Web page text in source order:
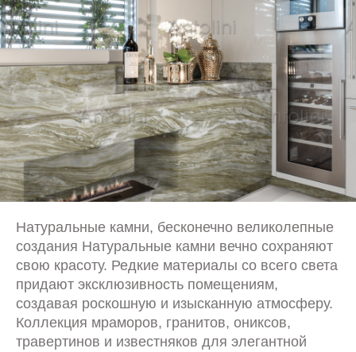
Натуральные камни, бесконечно великолепные
создания Натуральные камни вечно сохраняют
свою красоту. Редкие материалы со всего света
придают эксклюзивность помещениям,
создавая роскошную и изысканную атмосферу.
Коллекция мраморов, гранитов, ониксов,
травертинов и известняков для элегантной